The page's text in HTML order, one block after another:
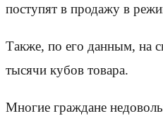
поступят в продажу в
Также, по его данным, на
тысячи кубов товара.
Многие граждане